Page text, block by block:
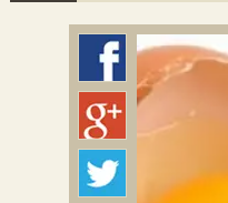
Colmeia Exchange